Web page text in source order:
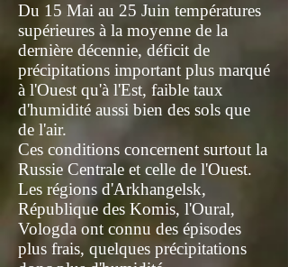
Du 15 Mai au 25 Juin températures
supérieures à la moyenne de la
dernière décennie, déficit de
précipitations important plus marqué
à l'Ouest qu'à l'Est, faible taux
d'humidité aussi bien des sols que
de l'air.
Ces conditions concernent surtout la
Russie Centrale et celle de l'Ouest.
Les régions d'Arkhangelsk,
République des Komis, l'Oural,
Vologda ont connu des épisodes
plus frais, quelques précipitations